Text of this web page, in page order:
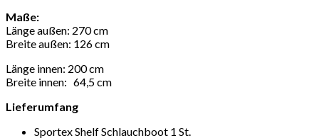
Maße:
Länge außen: 270 cm
Breite außen: 126 cm
Länge innen: 200 cm
Breite innen: 64,5 cm
Lieferumfang
Sportex Shelf Schlauchboot 1 St.